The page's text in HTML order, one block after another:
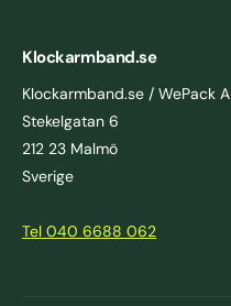
Klockarmband.se
Klockarmband.se / WePack
Stekelgatan 6
212 23 Malmö
Sverige
Tel 040 6688 062